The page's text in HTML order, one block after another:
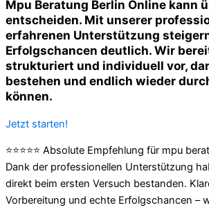
Mpu Beratung Berlin Online kann
entscheiden. Mit unserer
erfahrenen Unterstützung
Erfolgschancen deutlich. Wir
strukturiert und individuell vor,
bestehen und endlich wieder
können.
Jetzt starten!
⭐⭐⭐⭐⭐ Absolute Empfehlung für mpu
Dank der professionellen Unterstützung
direkt beim ersten Versuch bestanden.
Vorbereitung und echte Erfolgschancen –